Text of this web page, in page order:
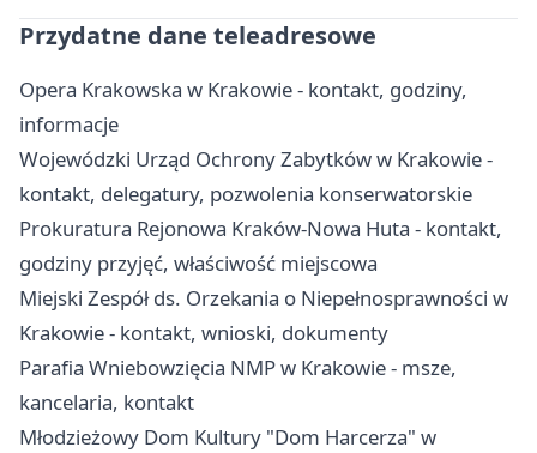
Przydatne dane teleadresowe
Opera Krakowska w Krakowie - kontakt, godziny,
informacje
Wojewódzki Urząd Ochrony Zabytków w Krakowie -
kontakt, delegatury, pozwolenia konserwatorskie
Prokuratura Rejonowa Kraków-Nowa Huta - kontakt,
godziny przyjęć, właściwość miejscowa
Miejski Zespół ds. Orzekania o Niepełnosprawności w
Krakowie - kontakt, wnioski, dokumenty
Parafia Wniebowzięcia NMP w Krakowie - msze,
kancelaria, kontakt
Młodzieżowy Dom Kultury "Dom Harcerza" w